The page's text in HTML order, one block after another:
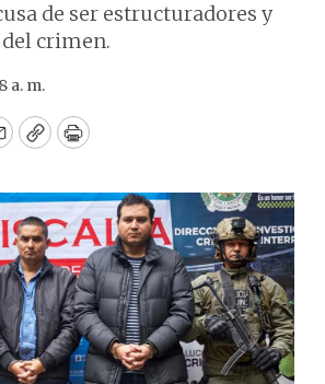
de ser estructuradores y
crimen.
a. m.
CopyPrint